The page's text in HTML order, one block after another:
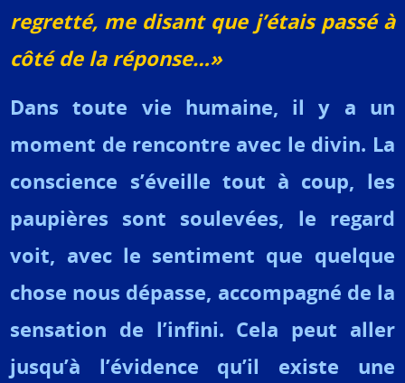
regretté, me disant que j’étais passé à
côté de la réponse…»
Dans toute vie humaine, il y a un
moment de rencontre avec le divin. La
conscience s’éveille tout à coup, les
paupières sont soulevées, le regard
voit, avec le sentiment que quelque
chose nous dépasse, accompagné de la
sensation de l’infini. Cela peut aller
jusqu’à l’évidence qu’il existe une